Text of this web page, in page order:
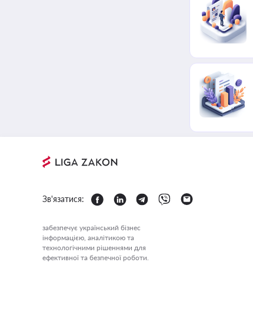
Зв'язатися:
забезпечує український бізнес
інформацією, аналітикою та
технологічними рішеннями для
ефективної та безпечної роботи.